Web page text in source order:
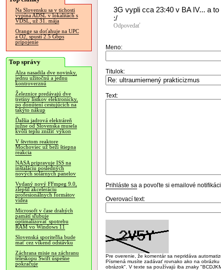
Na Slovensku sa v tichosti
vypína ADSL v lokalitách s
VDSL, už 31. mája
Orange sa doťahuje na UPC
a O2, spustí 2.5 Gbps
pripojenie
Top správy
Alza nasadila dve novinky,
jednu užitočnú a jednu
kontroverznú
Železnice predávajú dve
tretiny lístkov elektronicky,
po donútení cestujúcich na
takýto nákup
Ďalšia jadrová elektráreň
južne od Slovenska musela
kvôli teplu znížiť výkon
V štvrtom reaktore
Mochoviec už beží štiepna
reakcia
NASA pripravuje ISS na
inštaláciu posledných
nových solárnych panelov
Vydaný nový FFmpeg 9.0,
zlepšil akceleráciu
profesionálnych formátov
videa
Microsoft v čase drahých
pamätí sľubuje
optimalizovať spotrebu
RAM vo Windows 11
Slovenská sporiteľňa bude
mať cez víkend odstávku
Záchrana misie na záchranu
teleskopu Swift úspešne
pokračuje
3G vypli cca 23:40 v BA IV... a
:/
Odpovedať
Meno:
Titulok:
Text:
Prihláste sa a povoľte si emailové
Overovací text:
Pre overenie, že komentár sa nepridáva
Písmená musíte zadávať rovnako ako na
obrázok". V texte sa používajú iba znaky